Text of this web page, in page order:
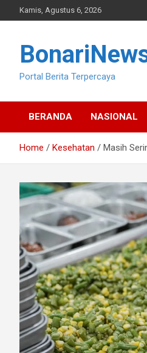
to
Kamis, Agustus 6, 2026
Portal Berita Terpercaya
BERANDA NASIONAL
Home Kesehatan Masih